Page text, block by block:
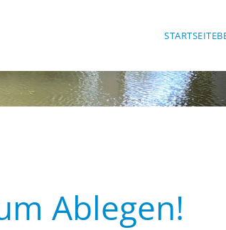
STARTSEITE
Ablegen!